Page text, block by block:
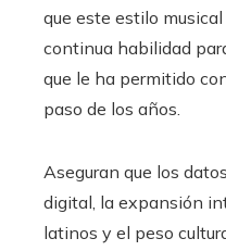
que este estilo
continua habilidad
que le ha permitido
paso de los años.
Aseguran que los
digital, la expansión
latinos y el peso